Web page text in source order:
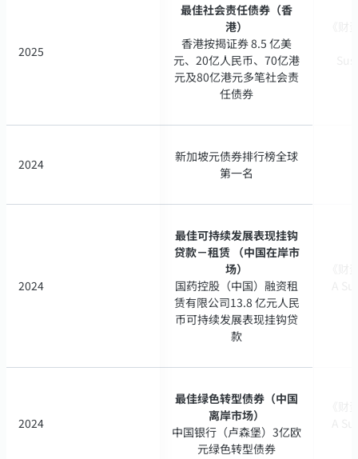
2025
2024
2024
2024
最佳社会责任债券（香
港）
香港按揭证券 8.5 亿美
元、20亿人民币、70亿港
元及80亿港元多笔社会责
任债券
新加坡元债券排行榜全球
第一名
最佳可持续发展表现挂钩
贷款－租赁 （中国在岸市
场）
国药控股（中国）融资租
赁有限公司13.8 亿元人民
币可持续发展表现挂钩贷
款
最佳绿色转型债券（中国
离岸市场）
中国银行（卢森堡）3亿欧
元绿色转型债券
2025
2024
2024
2024
最佳社会责任债券（香
港）
香港按揭证券 8.5 亿美
元、20亿人民币、70亿港
元及80亿港元多笔社会责
任债券
新加坡元债券排行榜全球
第一名
最佳可持续发展表现挂钩
贷款－租赁 （中国在岸市
场）
国药控股（中国）融资租
赁有限公司13.8 亿元人民
币可持续发展表现挂钩贷
款
最佳绿色转型债券（中国
离岸市场）
中国银行（卢森堡）3亿欧
元绿色转型债券